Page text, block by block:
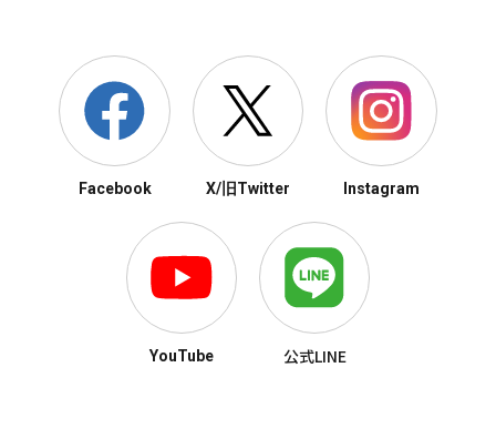
Facebook X/旧Twitter Instagram
YouTube 公式LINE